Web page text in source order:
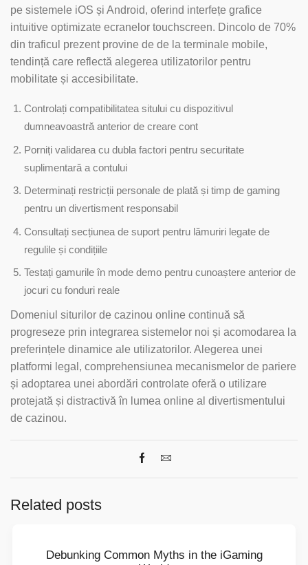
pe sistemele iOS și Android, oferind interfețe grafice
intuitive optimizate ecranelor touchscreen. Dincolo de 70%
din traficul prezent provine de de la terminale mobile,
tendință care reflectă alegerea utilizatorilor pentru
mobilitate și accesibilitate.
Controlați compatibilitatea sitului cu dispozitivul
dumneavoastră anterior de creare cont
Porniți validarea cu dubla factori pentru securitate
suplimentară a contului
Determinați restricții personale de plată și timp de gaming
pentru un divertisment responsabil
Consultați secțiunea de suport pentru lămuriri legate de
regulile și condițiile
Testați gamurile în mode demo pentru cunoaștere anterior de
jocuri cu fonduri reale
Domeniul siturilor de cazinou online continuă să
progreseze prin integrarea sistemelor noi și acomodarea la
preferințele dinamice ale utilizatorilor. Alegerea unei
platformi legal, comprehensiunea mecanismelor de pariere
și adoptarea unei abordări controlate oferă o utilizare
protejată și distractivă în lumea online al divertismentului
de cazinou.
Related posts
Debunking Common Myths in the iGaming